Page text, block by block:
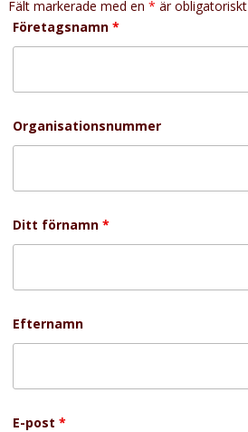
Fält markerade med en * är obligatoriskt
Företagsnamn *
Organisationsnummer
Ditt förnamn *
Efternamn
E-post *